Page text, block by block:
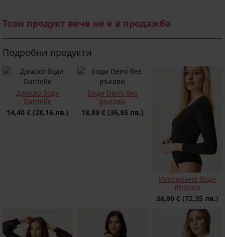
Този продукт вече не е в продажба
Подробни продукти
Дамско боди
Dantelle
14,40 € (28,16 лв.)
Боди Demi без
ръкави
18,89 € (36,95 лв.)
Изолирано боди
Rhonda
36,99 € (72,35 лв.)